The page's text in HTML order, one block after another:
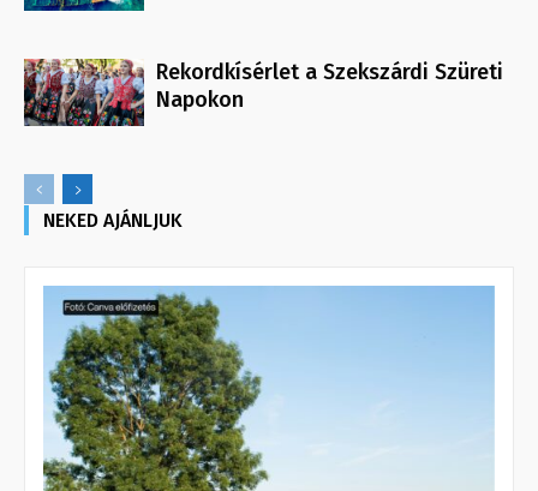
Rekordkísérlet a Szekszárdi Szüreti
Napokon
NEKED AJÁNLJUK